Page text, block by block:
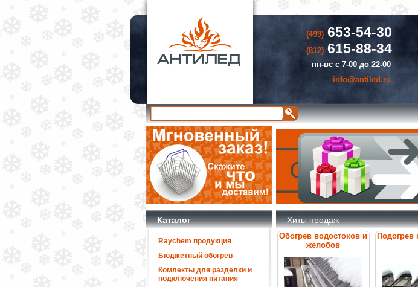
(499)653-54-30
(812)615-88-34
пн-вс с 7-00 до 22-00
info@antiled.ru
Каталог
Raychem продукция
Бюджетный обогрев
Комлекты для разделки и
подключения питания
Хиты продаж
Обогрев водостоков и
желобов
Подогрев